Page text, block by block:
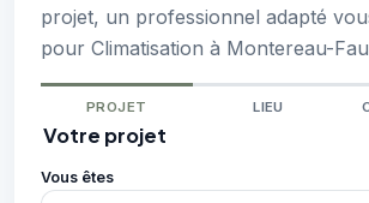
projet, un professionnel adapté
pour Climatisation à Montereau-
PROJET LIEU
Votre projet
Vous êtes